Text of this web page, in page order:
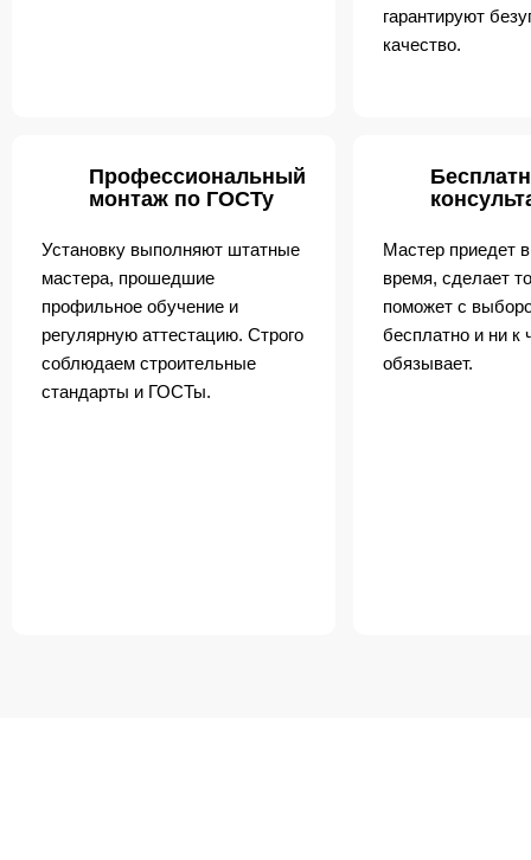
гарантируют
качество.
Профессиональный
монтаж по ГОСТу
Установку выполняют штатные
мастера, прошедшие
профильное обучение и
регулярную аттестацию. Строго
соблюдаем строительные
стандарты и ГОСТы.
Мастер приедет
время, сделает
поможет с
бесплатно и ни к
обязывает.